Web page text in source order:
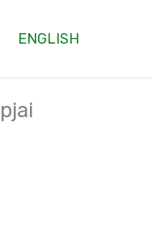
ENGLISH